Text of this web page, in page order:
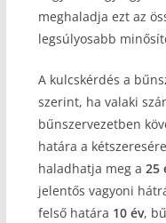
meghaladja ezt az
legsúlyosabb
A kulcskérdés a
szerint, ha valaki
bűnszervezetben
határa a
haladhatja meg a 25
jelentős vagyoni
felső határa 10 év,